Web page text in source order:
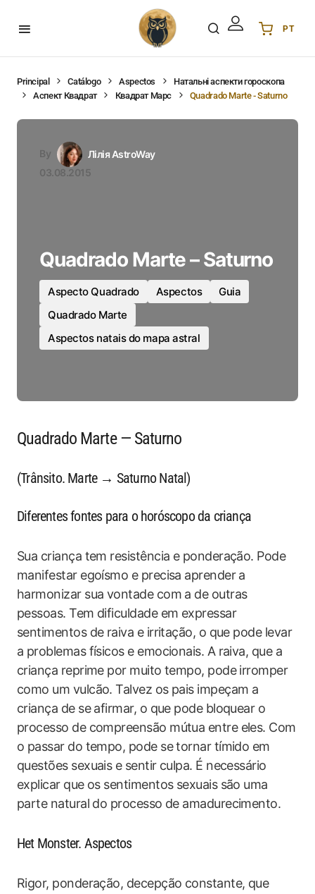
PT
DE Deutsch
PL Polski
Principal Catálogo Aspectos
Натальні аспекти гороскопа
Аспект Квадрат
Квадрат Марс Quadrado Marte - Saturno
By
Лілія AstroWay
03.08.2015
Quadrado Marte – Saturno
Aspecto Quadrado Aspectos
Guia
Quadrado Marte
Aspectos natais do mapa astral
Quadrado Marte — Saturno
(Trânsito. Marte → Saturno Natal)
Diferentes fontes para o horóscopo da criança
Sua criança tem resistência e ponderação. Pode
manifestar egoísmo e precisa aprender a
harmonizar sua vontade com a de outras
pessoas. Tem dificuldade em expressar
sentimentos de raiva e irritação, o que pode levar
a problemas físicos e emocionais. A raiva, que a
criança reprime por muito tempo, pode irromper
como um vulcão. Talvez os pais impeçam a
criança de se afirmar, o que pode bloquear o
processo de compreensão mútua entre eles. Com
o passar do tempo, pode se tornar tímido em
questões sexuais e sentir culpa. É necessário
explicar que os sentimentos sexuais são uma
parte natural do processo de amadurecimento.
Het Monster. Aspectos
Rigor, ponderação, decepção constante, que